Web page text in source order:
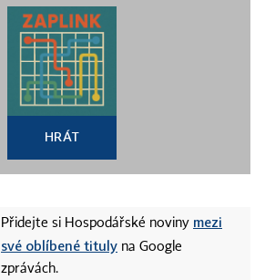
HRÁT
Přidejte si Hospodářské noviny mezi
své oblíbené tituly na Google
zprávách.